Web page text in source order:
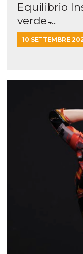
Equilibrio
verde ̵...
10 SETTEMBRE